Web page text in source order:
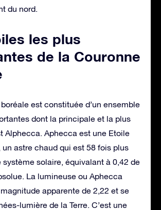
du nord.
les plus
de la Couronne
est constituée d’un ensemble
dont la principale et la plus
Alphecca. Aphecca est une Etoile
un astre chaud qui est 58 fois plus
système solaire, équivalant à 0,42 de
La lumineuse ou Aphecca
apparente de 2,22 et se
lumière de la Terre. C’est une